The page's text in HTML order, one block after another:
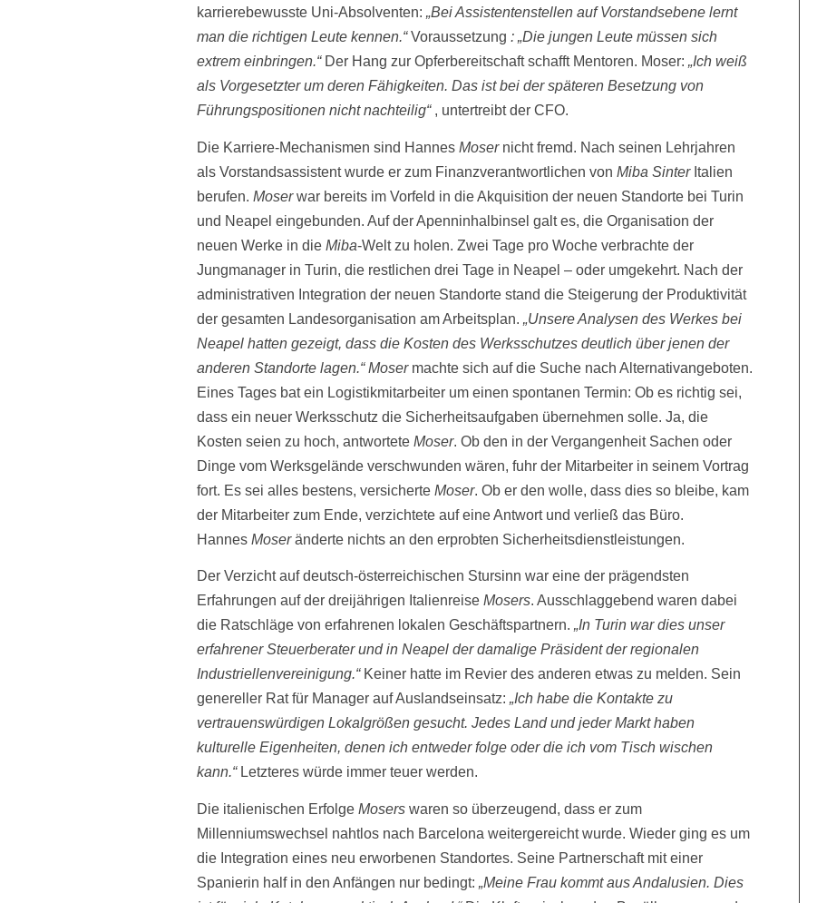
karrierebewusste Uni-Absolventen: „Bei Assistentenstellen auf Vorstandsebene lernt
man die richtigen Leute kennen.“Voraussetzung : „Die jungen Leute müssen sich
extrem einbringen.“Der Hang zur Opferbereitschaft schafft Mentoren. Moser: „Ich weiß
als Vorgesetzter um deren Fähigkeiten. Das ist bei der späteren Besetzung von
Führungspositionen nicht nachteilig“ , untertreibt der CFO.
Die Karriere-Mechanismen sind Hannes Mosernicht fremd. Nach seinen Lehrjahren
als Vorstandsassistent wurde er zum Finanzverantwortlichen von Miba SinterItalien
berufen. Moserwar bereits im Vorfeld in die Akquisition der neuen Standorte bei Turin
und Neapel eingebunden. Auf der Apenninhalbinsel galt es, die Organisation der
neuen Werke in die Miba-Welt zu holen. Zwei Tage pro Woche verbrachte der
Jungmanager in Turin, die restlichen drei Tage in Neapel – oder umgekehrt. Nach der
administrativen Integration der neuen Standorte stand die Steigerung der Produktivität
der gesamten Landes­organisation am Arbeitsplan. „Unsere Analysen des Werkes bei
Neapel hatten gezeigt, dass die Kosten des Werksschutzes deutlich über jenen der
anderen Standorte lagen.“ Moser machte sich auf die Suche nach Alternativangeboten.
Eines Tages bat ein Logistikmitarbeiter um einen spontanen Termin: Ob es richtig sei,
dass ein neuer Werksschutz die Sicherheitsaufgaben übernehmen solle. Ja, die
Kosten seien zu hoch, antwortete Moser. Ob den in der Vergangenheit Sachen oder
Dinge vom Werksgelände verschwunden wären, fuhr der Mitarbeiter in seinem Vortrag
fort. Es sei alles bestens, versicherte Moser. Ob er den wolle, dass dies so bleibe, kam
der Mitarbeiter zum Ende, verzichtete auf eine Antwort und verließ das Büro.
Hannes Moseränderte nichts an den erprobten Sicherheits­dienstleistungen.
Der Verzicht auf deutsch-österreichischen Stursinn war eine der prägendsten
Erfahrungen auf der dreijährigen Italienreise Mosers. Ausschlag­gebend waren dabei
die Ratschläge von erfahrenen lokalen Geschäftsp­artnern. „In Turin war dies unser
erfahrener Steuerberater und in Neapel der damalige Präsident der regionalen
Industriellen­vereinigung.“ Keiner hatte im Revier des anderen etwas zu melden. Sein
genereller Rat für Manager auf Auslandseinsatz: „Ich habe die Kontakte zu
vertrauenswürdigen Lokalgrößen gesucht. Jedes Land und jeder Markt haben
kulturelle Eigenheiten, denen ich entweder folge oder die ich vom Tisch wischen
kann.“ Letzteres würde immer teuer werden.
Die italienischen Erfolge Mosers waren so überzeugend, dass er zum
Millenniumswechsel nahtlos nach Barcelona weitergereicht wurde. Wieder ging es um
die Integration eines neu erworbenen Standortes. Seine Partnerschaft mit einer
Spanierin half in den Anfängen nur bedingt: „Meine Frau kommt aus Andalusien. Dies